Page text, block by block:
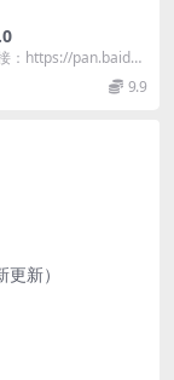
：https://pan.baidu.
9.9
新）